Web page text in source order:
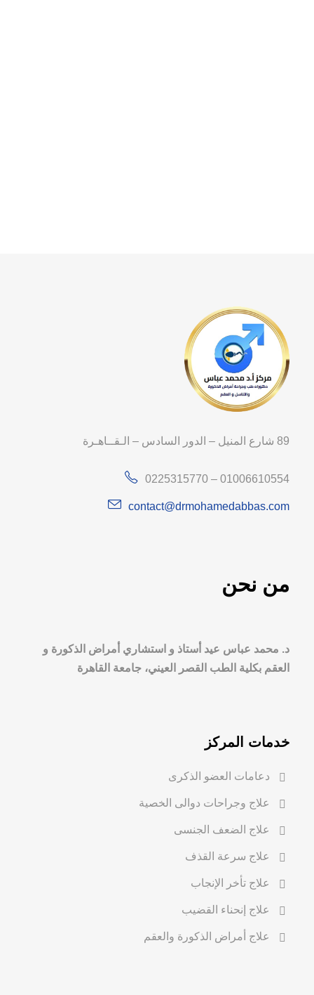
89 شارع المنيل – الدور السادس – الـقــاهـرة
0225315770 – 01006610554
contact@drmohamedabbas.com
من نحن
د. محمد عباس عيد أستاذ و استشاري أمراض الذكورة و
العقم بكلية الطب القصر العيني، جامعة القاهرة
خدمات المركز
دعامات العضو الذكرى
علاج وجراحات دوالى الخصية
علاج الضعف الجنسى
علاج سرعة القذف
علاج تأخر الإنجاب
علاج إنحناء القضيب
علاج أمراض الذكورة والعقم